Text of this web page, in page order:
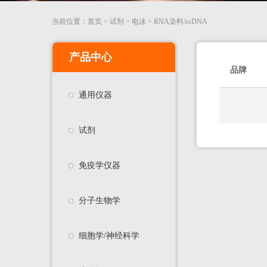
当前位置： 首页 > 试剂 > 电泳 > RNA染料/ssDNA
产品中心
通用仪器
试剂
免疫学仪器
分子生物学
细胞学/神经科学
品牌